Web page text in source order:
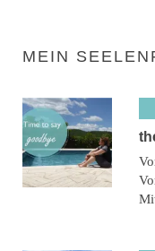
MEIN